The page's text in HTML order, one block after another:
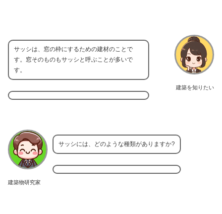
建築を知りたい
サッシは、窓の枠にするための建材のことで
す。窓そのものもサッシと呼ぶことが多いで
す。
建築物研究家
サッシには、どのような種類がありますか?